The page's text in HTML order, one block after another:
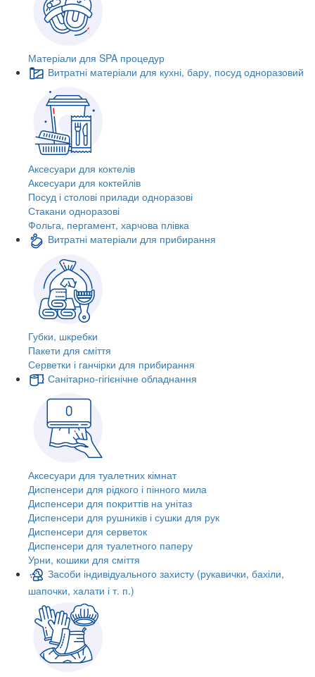
Матеріали для SPA процедур
Витратні матеріали для кухні, бару, посуд одноразовий
Аксесуари для коктелів
Аксесуари для коктейлів
Посуд і столові прилади одноразові
Стакани одноразові
Фольга, пергамент, харчова плівка
Витратні матеріали для прибирання
Губки, шкребки
Пакети для сміття
Серветки і ганчірки для прибирання
Санітарно-гігієнічне обладнання
Аксесуари для туалетних кімнат
Диспенсери для рідкого і пінного мила
Диспенсери для покриттів на унітаз
Диспенсери для рушників і сушки для рук
Диспенсери для серветок
Диспенсери для туалетного паперу
Урни, кошики для сміття
Засоби індивідуального захисту (рукавички, бахіли,
шапочки, халати і т. п.)